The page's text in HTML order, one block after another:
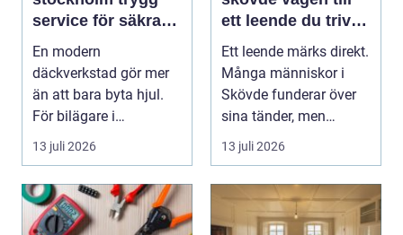
service för säkra
mil året runt
En modern
däckverkstad gör mer
än att bara byta hjul.
För bilägare i
Stockholm handlar
valet av däck...
13 juli 2026
ett leende du trivs
med
Ett leende märks direkt.
Många människor i
Skövde funderar över
sina tänder, men
skjuter upp att gör...
13 juli 2026